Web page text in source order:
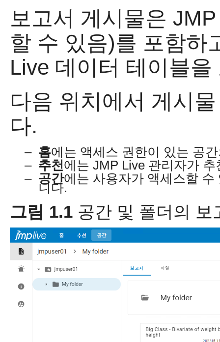
보고서 게시물은
할 수 있음)를 포함하
Live 데이터 테이블
다음 위치에서 게시
다.
– 홈에는 액세스 권한이 있는 공
– 추천에는 JMP Live 관리자가
– 공간에는 사용자가 액세스할
니다.
그림 1.1 공간 및 폴더의 보